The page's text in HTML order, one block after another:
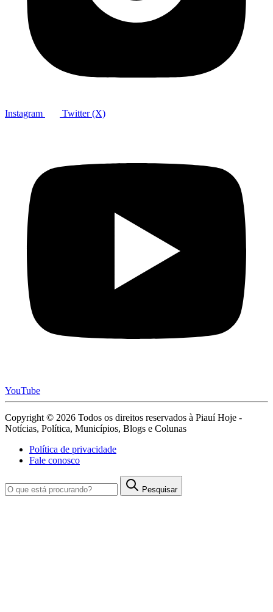
Instagram Twitter (X)
YouTube
Copyright © 2026 Todos os direitos reservados à Piauí Hoje -
Notícias, Política, Municípios, Blogs e Colunas
Política de privacidade
Fale conosco
Pesquisar